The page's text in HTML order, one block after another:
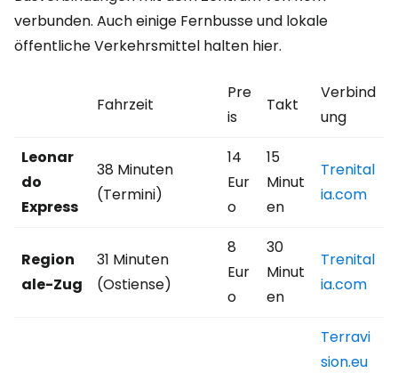
verbunden. Auch einige Fernbusse und lokale
öffentliche Verkehrsmittel halten hier.
Fahrzeit
Pre
is
Takt
Verbind
ung
Leonar
do
Express
38 Minuten
(Termini)
14
Eur
o
15
Minut
en
Trenital
ia.com
Region
ale-Zug
31 Minuten
(Ostiense)
8
Eur
o
30
Minut
en
Trenital
ia.com
Terravi
sion.eu